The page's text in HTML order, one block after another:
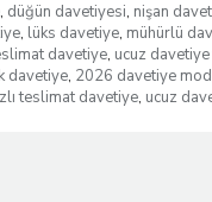
, düğün davetiyesi, nişan
, lüks davetiye, mühürlü
davetiye, ucuz
davetiye, 2026 davetiye
teslimat davetiye, ucuz